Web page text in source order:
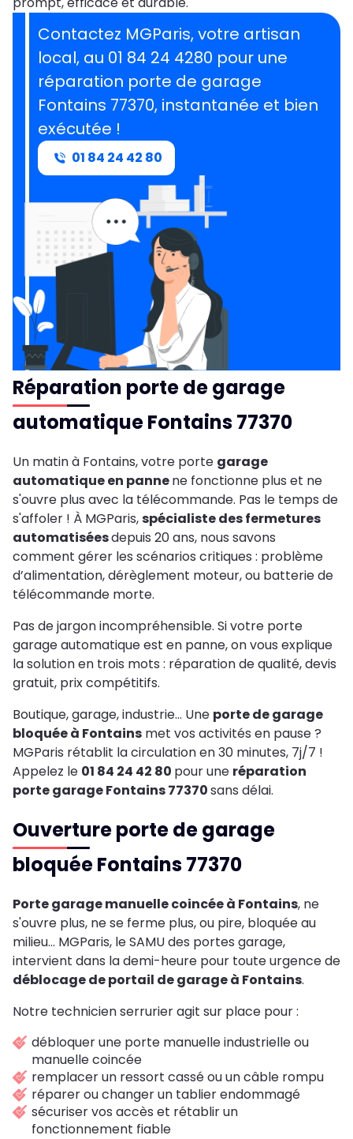
Contactez MGParis, votre artisan
local, au 01 84 24 4280 pour une
réparation porte de garage
Fontains 77370, instantanée et bien
exécutée !
01 84 24 42 80
Réparation porte de garage
automatique Fontains 77370
Un matin à Fontains, votre porte garage
automatique en pannene fonctionne plus et ne
s'ouvre plus avec la télécommande. Pas le temps de
s'affoler ! À MGParis,spécialiste des fermetures
automatiséesdepuis 20 ans, nous savons
comment gérer les scénarios critiques : problème
d’alimentation, dérèglement moteur, ou batterie de
télécommande morte.
Pas de jargon incompréhensible. Si votre porte
garage automatique est en panne, on vous explique
la solution en trois mots : réparation de qualité, devis
gratuit, prix compétitifs.
Boutique, garage, industrie… Une porte de garage
bloquée à Fontains met vos activités en pause ?
MGParis rétablit la circulation en 30 minutes, 7j/7 !
Appelez le 01 84 24 42 80 pour une réparation
porte garage Fontains 77370sans délai.
Ouverture porte de garage
bloquée Fontains 77370
Porte garage manuelle coincée à Fontains, ne
s'ouvre plus, ne se ferme plus, ou pire, bloquée au
milieu... MGParis, le SAMU des portes garage,
intervient dans la demi-heure pour toute urgence de
déblocage de portail de garage à Fontains.
Notre technicien serrurier agit sur place pour :
débloquer une porte manuelle industrielle ou
manuelle coincée
remplacer un ressort cassé ou un câble rompu
réparer ou changer un tablier endommagé
sécuriser vos accès et rétablir un
fonctionnement fiable